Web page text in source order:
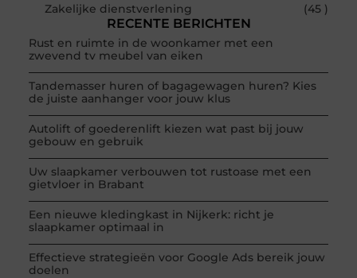
Zakelijke dienstverlening
(45 )
RECENTE BERICHTEN
Rust en ruimte in de woonkamer met een
zwevend tv meubel van eiken
Tandemasser huren of bagagewagen huren? Kies
de juiste aanhanger voor jouw klus
Autolift of goederenlift kiezen wat past bij jouw
gebouw en gebruik
Uw slaapkamer verbouwen tot rustoase met een
gietvloer in Brabant
Een nieuwe kledingkast in Nijkerk: richt je
slaapkamer optimaal in
Effectieve strategieën voor Google Ads bereik jouw
doelen